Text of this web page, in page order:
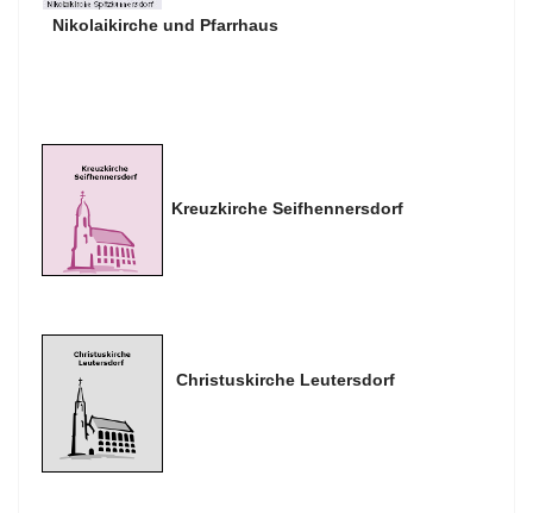
Nikolaikirche und Pfarrhaus
Kreuzkirche Seifhennersdorf
Christuskirche Leutersdorf